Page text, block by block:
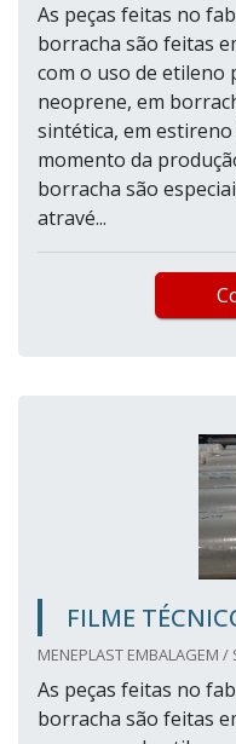
As peças feitas no
borracha são feitas
com o uso de etileno
neoprene, em
sintética, em
momento da
borracha são
atravé...
FILME
MENEPLAST EMBALAGEM /
As peças feitas no
borracha são feitas